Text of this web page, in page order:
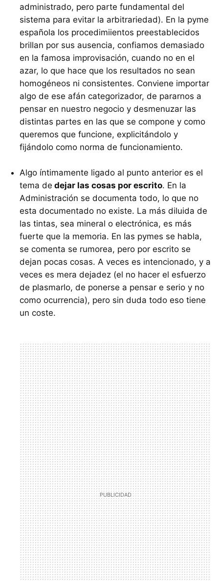
administrado, pero parte fundamental del
sistema para evitar la arbitrariedad). En la pyme
española los procedimiientos preestablecidos
brillan por sus ausencia, confiamos demasiado
en la famosa improvisación, cuando no en el
azar, lo que hace que los resultados no sean
homogéneos ni consistentes. Conviene importar
algo de ese afán categorizador, de pararnos a
pensar en nuestro negocio y desmenuzar las
distintas partes en las que se compone y como
queremos que funcione, explicitándolo y
fijándolo como norma de funcionamiento.
Algo íntimamente ligado al punto anterior es el
tema de dejar las cosas por escrito. En la
Administración se documenta todo, lo que no
esta documentado no existe. La más diluida de
las tintas, sea mineral o electrónica, es más
fuerte que la memoria. En las pymes se habla,
se comenta se rumorea, pero por escrito se
dejan pocas cosas. A veces es intencionado, y a
veces es mera dejadez (el no hacer el esfuerzo
de plasmarlo, de ponerse a pensar e serio y no
como ocurrencia), pero sin duda todo eso tiene
un coste.